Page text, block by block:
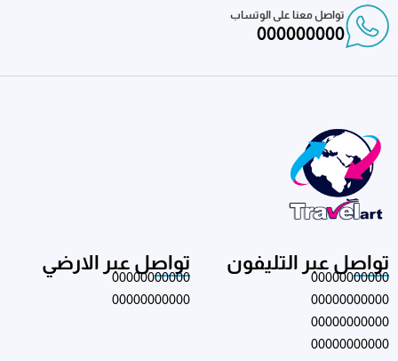
تواصل معنا على الوتساب
000000000
تواصل عبر التليفون
00000000000
00000000000
00000000000
00000000000
تواصل عبر الارضي
00000000000
00000000000